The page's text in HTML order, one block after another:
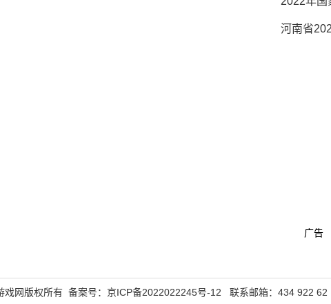
广告
网版权所有 备案号： 京ICP备2022022245号-12 联系邮箱：434 922 62